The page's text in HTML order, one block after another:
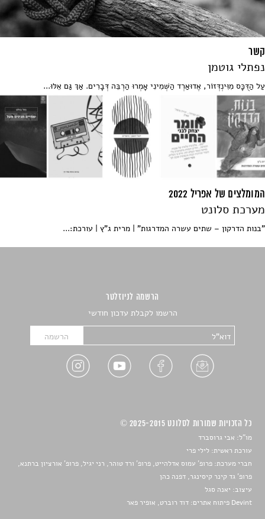
קשר
נפתלי גוטמן
עַל הַדֻּכָּס מִוִּינְדְּזוֹר, אֶדוּאַרְד הַשְּׁמִינִי אָמְרוּ הַרְבֵּה דְּבָרִים. אַךְ גַּם אֵלּוּ...
המומלצים של אפריל 2022
מערכת סלונט
"בנות הדרקון – שתים עשרה המדרגות" | מרית ג"ץ | עורכת:...
הרשמה לניוזלטר
הרשמו לקבלת עדכון חודשי
כל הזכויות שמורות לסלונט 2025-2015 ©
מו"ל: אבי גרוסברד
עורכת ראשית: לילי פרי
חברי מערכת: פרופ' עמוס אדלהייט, פרופ' ורד טוהר, רני יגיל, פרופ' אורציון ברתנא,
פרופ' גד קינר קיסינגר, דפנה כהן
עיצוב: יאנה סגל
Devint פיתוח אתרים: דוד רוברט, אופיר פאר